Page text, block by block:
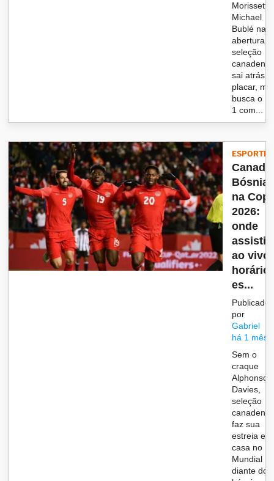
Morissette
Michael
Bublé na
abertura,
seleção
sai atrás
placar,
busca o 1
1 com...
ESPORTES
Bósnia
na
2026:
onde
assistir
ao vivo,
horário
es...
Publicado
por
Gabriel
há 1 mês
Sem o
craque
Alphonso
Davies,
seleção
faz sua
estreia em
casa no
Mundial
diante dos